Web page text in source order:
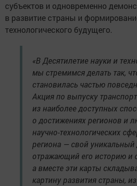
субъектов и одновременно
в развитие страны и
технологического будущего.
«В Десятилетие науки и
мы стремимся делать так,
становилась частью
Акция по выпуску
из наиболее доступных
о достижениях регионов и
научно-технологических
региона — свой уникальный
отражающий его историю и
а вместе эти карты
картину развития страны,